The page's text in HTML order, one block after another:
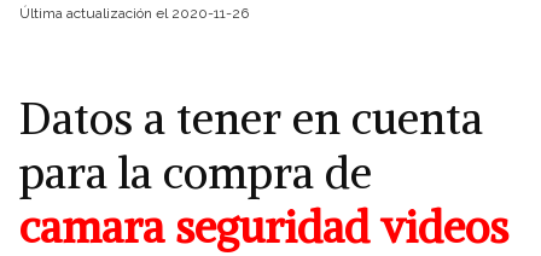
Última actualización el 2020-11-26
Datos a tener en cuenta
para la compra de
camara seguridad videos